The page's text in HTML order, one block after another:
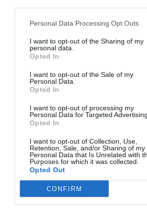
Personal Data Processing Opt Outs
I want to opt-out of the Sharing of my
personal data.
Opted In
I want to opt-out of the Sale of my
Personal Data.
Opted In
I want to opt-out of processing my
Personal Data for Targeted Advertising.
Opted In
I want to opt-out of Collection, Use,
Retention, Sale, and/or Sharing of my
Personal Data that Is Unrelated with
Purposes for which it was collected.
Opted Out
CONFIRM
a mixt neked szántuk
Tudáspróba kvíz: Itt egy új
Nyolc gyors kvíz kérdés: Ma
fejtörő nélkül